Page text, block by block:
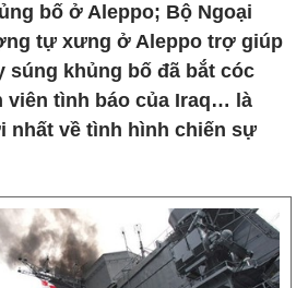
bố ở Aleppo; Bộ Ngoại
tự xưng ở Aleppo trợ giúp
súng khủng bố đã bắt cóc
viên tình báo của Iraq… là
nhất về tình hình chiến sự